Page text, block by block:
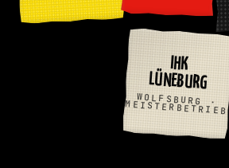
IHK
LÜNEBURG
WOLFSBURG · MEISTERBETRIEB
TIMO FRICKE · IM BÜRO